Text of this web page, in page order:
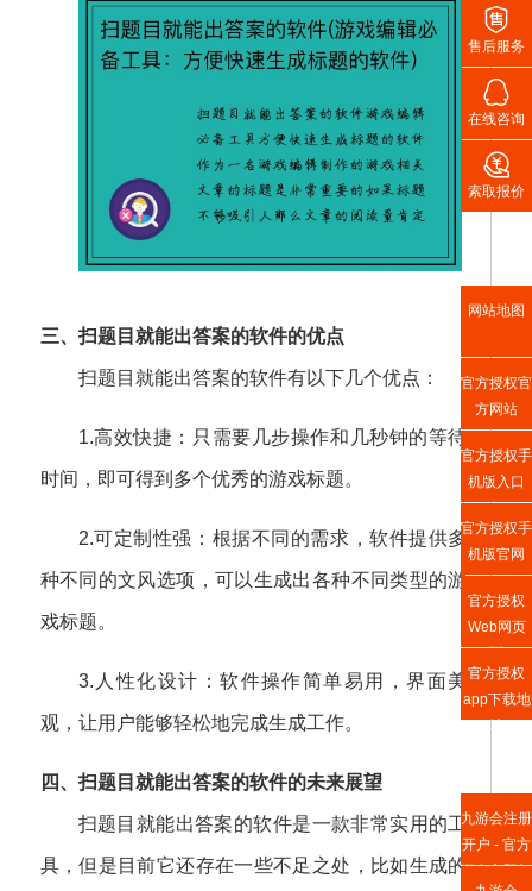
三、扫题目就能出答案的软件的优点
扫题目就能出答案的软件有以下几个优点：
1.高效快捷：只需要几步操作和几秒钟的等待
时间，即可得到多个优秀的游戏标题。
2.可定制性强：根据不同的需求，软件提供多
种不同的文风选项，可以生成出各种不同类型的游
戏标题。
3.人性化设计：软件操作简单易用，界面美
观，让用户能够轻松地完成生成工作。
四、扫题目就能出答案的软件的未来展望
扫题目就能出答案的软件是一款非常实用的工
具，但是目前它还存在一些不足之处，比如生成的

售后服务

在线咨询

索取报价
网站地图
官方授权官
方网站
官方授权手
机版入口
官方授权手
机版官网
官方授权
Web网页
版
官方授权
app下载地
址
九游会注册
开户 - 官方
平台立即加